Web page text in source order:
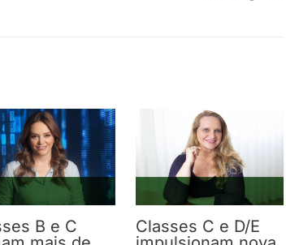
B e C
Classes C e D/E